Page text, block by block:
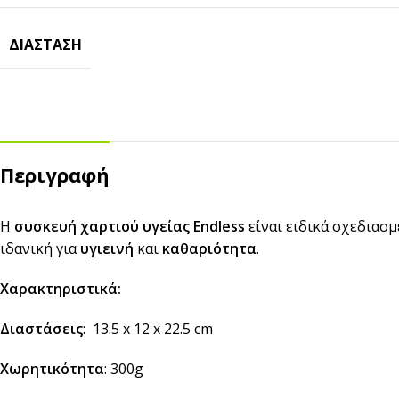
ΜΕΤΑΦΟΡΑ ΦΑΓΗΤΟΥ
ΔΙΆΣΤΑΣΗ
Περιγραφή
Η συσκευή χαρτιού υγείας Endless είναι ειδικά
ιδανική γιαυγιεινή και καθαριότητα.
Χαρακτηριστικά:
Διαστάσεις: 13.5 x 12 x 22.5 cm
Χωρητικότητα: 300g